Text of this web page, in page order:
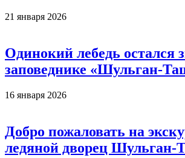
21 января 2026
Одинокий лебедь остался
заповеднике «Шульган-
16 января 2026
Добро пожаловать на
ледяной дворец Шульган-